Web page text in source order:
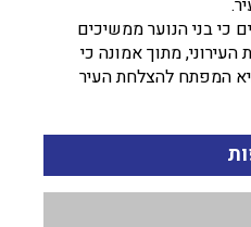
כי בני הנוער ממשיכים
מתוך אמונה כי
המפתח להצלחת העיר